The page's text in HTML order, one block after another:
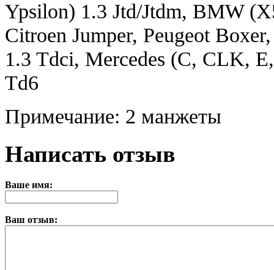
Ypsilon) 1.3 Jtd/Jtdm, BMW
Citroen Jumper, Peugeot
1.3 Tdci, Mercedes (C, CLK,
Td6
Примечание: 2 манжеты
Написать отзыв
Ваше имя:
Ваш отзыв: